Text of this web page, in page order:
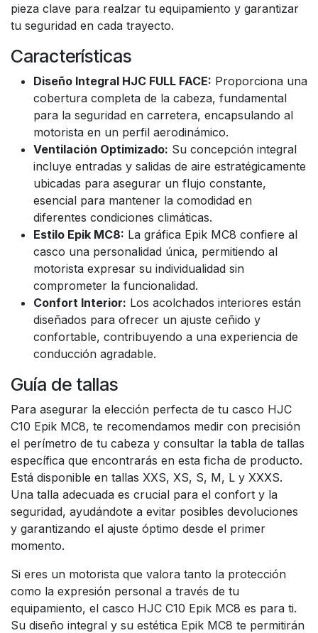
pieza clave para realzar tu equipamiento y garantizar
tu seguridad en cada trayecto.
Características
Diseño Integral HJC FULL FACE: Proporciona una
cobertura completa de la cabeza, fundamental
para la seguridad en carretera, encapsulando al
motorista en un perfil aerodinámico.
Ventilación Optimizado: Su concepción integral
incluye entradas y salidas de aire estratégicamente
ubicadas para asegurar un flujo constante,
esencial para mantener la comodidad en
diferentes condiciones climáticas.
Estilo Epik MC8: La gráfica Epik MC8 confiere al
casco una personalidad única, permitiendo al
motorista expresar su individualidad sin
comprometer la funcionalidad.
Confort Interior: Los acolchados interiores están
diseñados para ofrecer un ajuste ceñido y
confortable, contribuyendo a una experiencia de
conducción agradable.
Guía de tallas
Para asegurar la elección perfecta de tu casco HJC
C10 Epik MC8, te recomendamos medir con precisión
el perímetro de tu cabeza y consultar la tabla de tallas
específica que encontrarás en esta ficha de producto.
Está disponible en tallas XXS, XS, S, M, L y XXXS.
Una talla adecuada es crucial para el confort y la
seguridad, ayudándote a evitar posibles devoluciones
y garantizando el ajuste óptimo desde el primer
momento.
Si eres un motorista que valora tanto la protección
como la expresión personal a través de tu
equipamiento, el casco HJC C10 Epik MC8 es para ti.
Su diseño integral y su estética Epik MC8 te permitirán